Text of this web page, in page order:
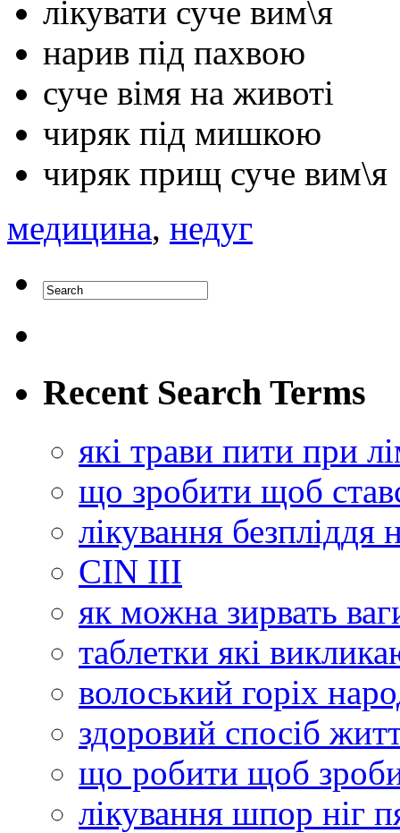
лікувати суче вим\я
нарив під пахвою
суче вімя на животі
чиряк під мишкою
чиряк прищ суче вим\я
медицина, недуг
Recent Search Terms
які трави пити при
що зробити щоб
лікування
СІN III
як можна зирвать
таблетки які
волоський горіх
здоровий спосіб
що робити щоб
лікування шпор ніг